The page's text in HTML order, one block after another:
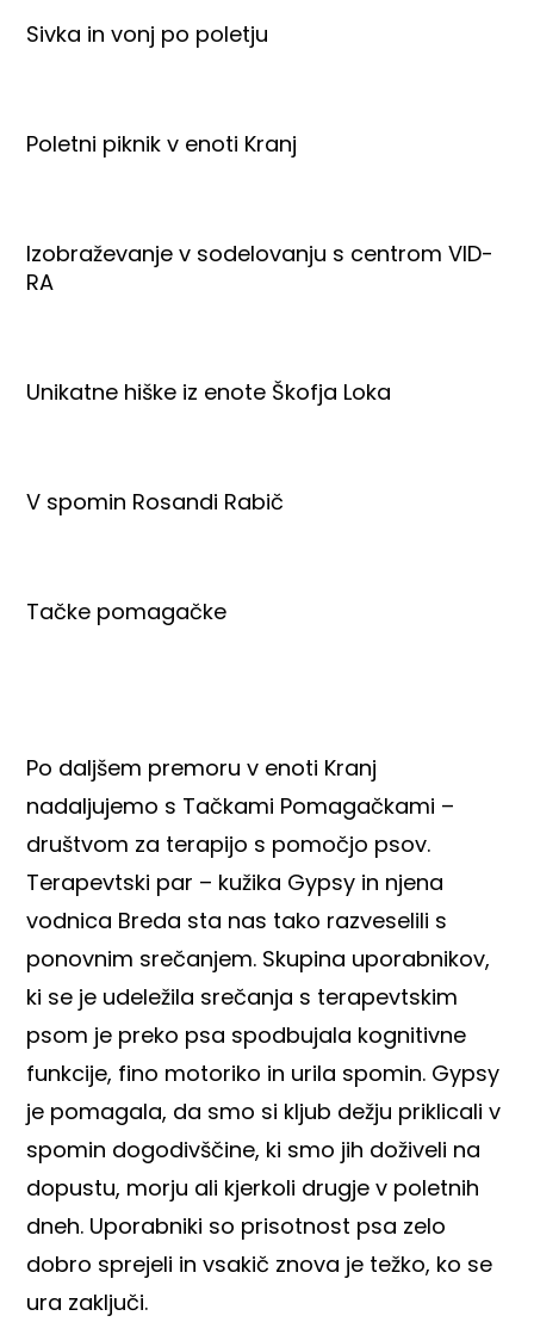
Sivka in vonj po poletju
Poletni piknik v enoti Kranj
Izobraževanje v sodelovanju s centrom VID-
RA
Unikatne hiške iz enote Škofja Loka
V spomin Rosandi Rabič
Tačke pomagačke
Po daljšem premoru v enoti Kranj
nadaljujemo s Tačkami Pomagačkami –
društvom za terapijo s pomočjo psov.
Terapevtski par – kužika Gypsy in njena
vodnica Breda sta nas tako razveselili s
ponovnim srečanjem. Skupina uporabnikov,
ki se je udeležila srečanja s terapevtskim
psom je preko psa spodbujala kognitivne
funkcije, fino motoriko in urila spomin. Gypsy
je pomagala, da smo si kljub dežju priklicali v
spomin dogodivščine, ki smo jih doživeli na
dopustu, morju ali kjerkoli drugje v poletnih
dneh. Uporabniki so prisotnost psa zelo
dobro sprejeli in vsakič znova je težko, ko se
ura zaključi.